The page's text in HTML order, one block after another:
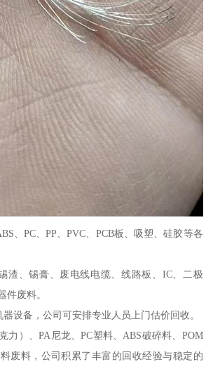
、PC、PP、PVC、PCB板、吸塑、硅胶等各
渣、锡膏、废电线电缆、线路板、IC、二极
件废料。
器设备，公司可安排专业人员上门估价回收。
力）、PA尼龙、PC塑料、ABS破碎料、POM
废料，公司积累了丰富的回收经验与稳定的